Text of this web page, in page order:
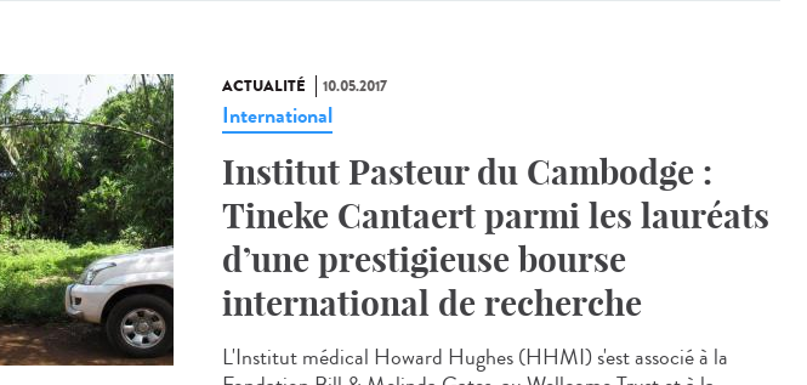
ACTUALITÉ 10.05.2017
International
Institut Pasteur du Cambodge :
Tineke Cantaert parmi les lauréats
d’une prestigieuse bourse
international de recherche
L'Institut médical Howard Hughes (HHMI) s'est associé à la